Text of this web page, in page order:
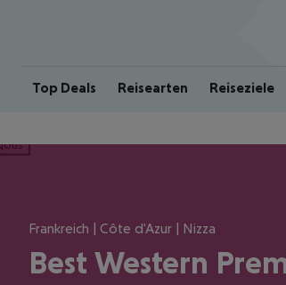
Top Deals Reisearten Reiseziele
Frankreich | Côte d'Azur | Nizza
Best Western